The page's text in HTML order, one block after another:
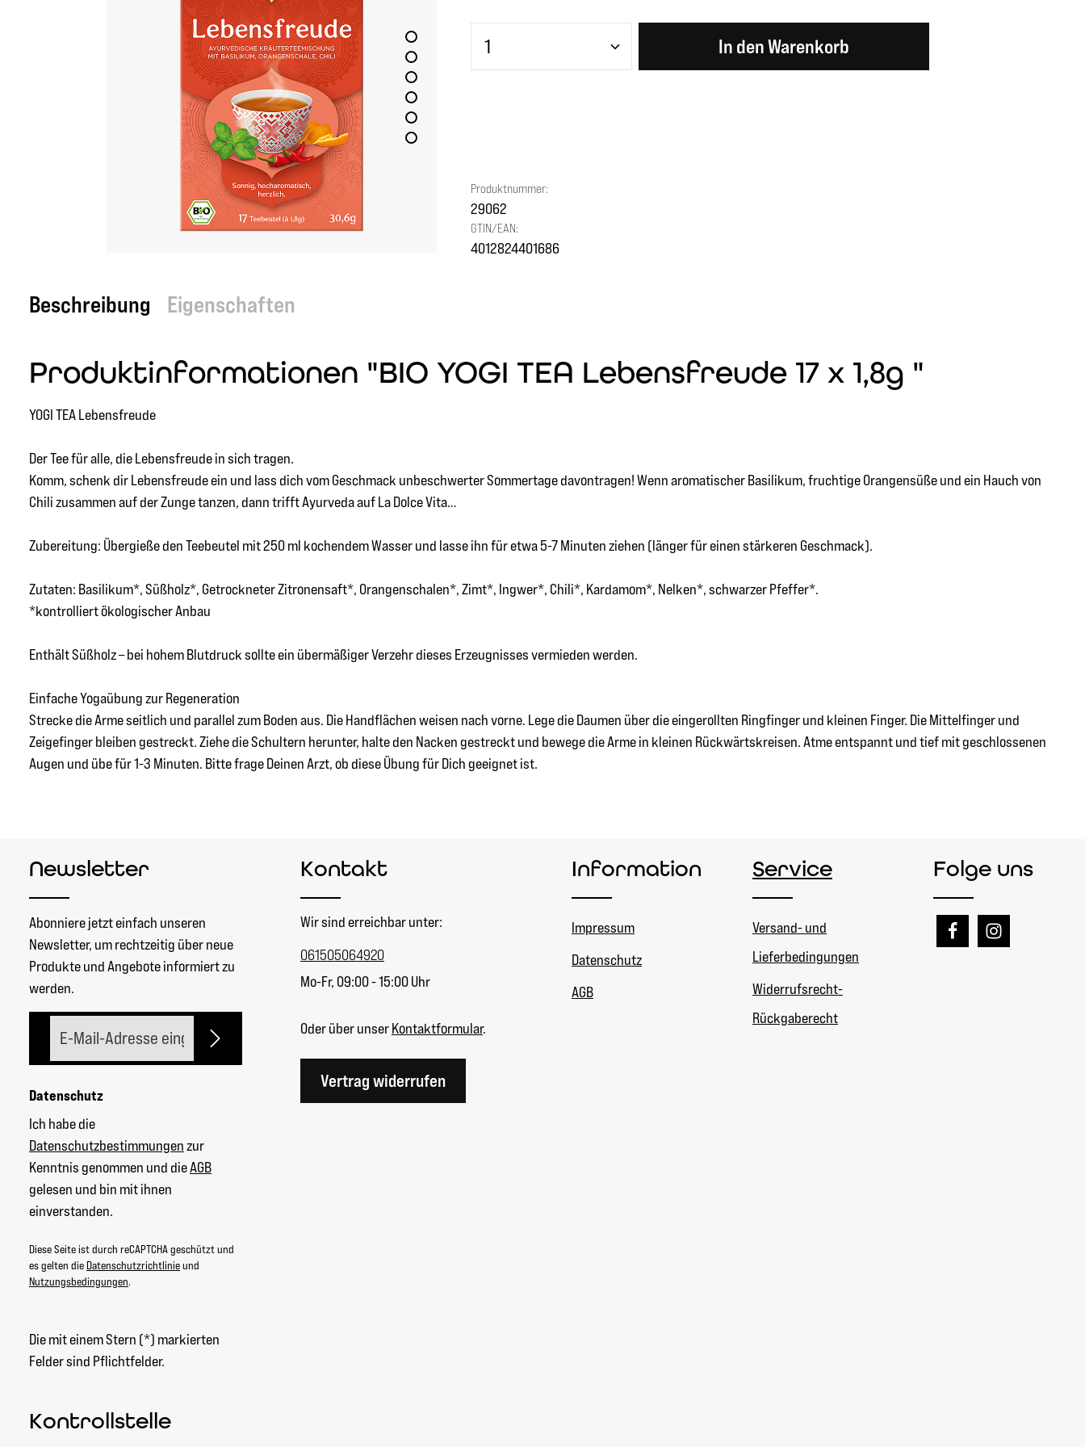
Produkt Anzahl: Gib den gewünschten Wert ein oder benutze die Schaltflächen
In den Warenkorb
Produktnummer:
29062
GTIN/EAN:
4012824401686
Beschreibung Eigenschaften
Produktinformationen "BIO YOGI TEA Lebensfreude 17 x 1,8g "
YOGI TEA Lebensfreude
Der Tee für alle, die Lebensfreude in sich tragen.
Komm, schenk dir Lebensfreude ein und lass dich vom Geschmack unbeschwerter Sommertage davontragen! Wenn aromatischer Basilikum, fruchtige Orangensüße und ein Hauch von
Chili zusammen auf der Zunge tanzen, dann trifft Ayurveda auf La Dolce Vita…
Zubereitung: Übergieße den Teebeutel mit 250 ml kochendem Wasser und lasse ihn für etwa 5-7 Minuten ziehen (länger für einen stärkeren Geschmack).
Zutaten: Basilikum*, Süßholz*, Getrockneter Zitronensaft*, Orangenschalen*, Zimt*, Ingwer*, Chili*, Kardamom*, Nelken*, schwarzer Pfeffer*.
*kontrolliert ökologischer Anbau
Enthält Süßholz – bei hohem Blutdruck sollte ein übermäßiger Verzehr dieses Erzeugnisses vermieden werden.
Einfache Yogaübung zur Regeneration
Strecke die Arme seitlich und parallel zum Boden aus. Die Handflächen weisen nach vorne. Lege die Daumen über die eingerollten Ringfinger und kleinen Finger. Die Mittelfinger und
Zeigefinger bleiben gestreckt. Ziehe die Schultern herunter, halte den Nacken gestreckt und bewege die Arme in kleinen Rückwärtskreisen. Atme entspannt und tief mit geschlossenen
Augen und übe für 1-3 Minuten. Bitte frage Deinen Arzt, ob diese Übung für Dich geeignet ist.
Newsletter
Abonniere jetzt einfach unseren
Newsletter, um rechtzeitig über neue
Produkte und Angebote informiert zu
werden.
Datenschutz
Ich habe die
Datenschutzbestimmungenzur
Kenntnis genommen und dieAGB
gelesen und bin mit ihnen
einverstanden.
Diese Seite ist durch reCAPTCHA geschützt und
es gelten die Datenschutzrichtlinieund
Nutzungsbedingungen.
Die mit einem Stern (*) markierten
Felder sind Pflichtfelder.
Kontakt
Wir sind erreichbar unter:
061505064920
Mo-Fr, 09:00 - 15:00 Uhr
Oder über unserKontaktformular.
Vertrag widerrufen
Information
Impressum
Datenschutz
AGB
Service
Versand- und
Lieferbedingungen
Widerrufsrecht-
Rückgaberecht
Folge uns
Kontrollstelle